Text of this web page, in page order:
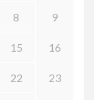
8 9
15 16
22 23